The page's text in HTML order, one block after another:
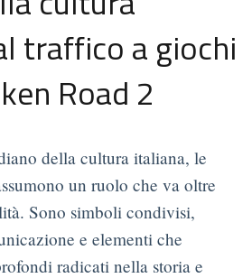
traffico a giochi
Road 2
della cultura italiana, le
un ruolo che va oltre
Sono simboli condivisi,
e elementi che
radicati nella storia e